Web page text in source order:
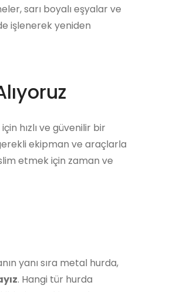
sarı boyalı eşyalar ve
işlenerek yeniden
hızlı ve güvenilir bir
ekipman ve araçlarla
etmek için zaman ve
yanı sıra metal hurda,
. Hangi tür hurda